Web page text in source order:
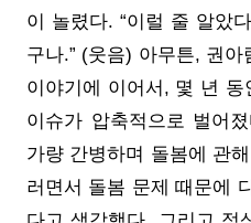
이 놀렸다. “이럴 줄 알았
구나.” (웃음) 아무튼, 권
이야기에 이어서, 몇 년
이슈가 압축적으로 벌어
가량 간병하며 돌봄에 관
러면서 돌봄 문제 때문에